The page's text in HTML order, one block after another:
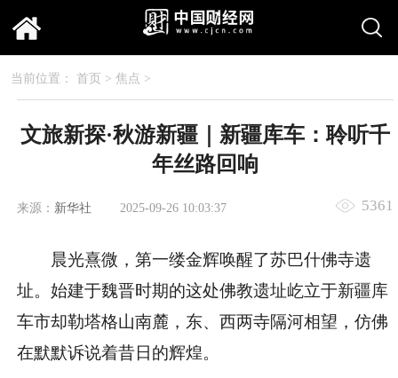
当前位置： 首页 > 焦点 >
文旅新探·秋游新疆｜新疆库车：聆听千
年丝路回响
来源： 新华社 2025-09-26 10:03:37 5361
晨光熹微，第一缕金辉唤醒了苏巴什佛寺遗
址。始建于魏晋时期的这处佛教遗址屹立于新疆库
车市却勒塔格山南麓，东、西两寺隔河相望，仿佛
在默默诉说着昔日的辉煌。